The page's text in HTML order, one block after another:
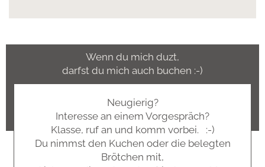
Wenn du mich duzt,
darfst du mich auch buchen :-)
Neugierig?
Interesse an einem Vorgespräch?
Klasse, ruf an und komm vorbei. :-)
Du nimmst den Kuchen oder die belegten
Brötchen mit,